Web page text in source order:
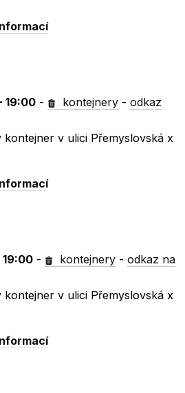
19:00 - kontejnery -odkaz
kontejner v ulici Přemyslovská x
19:00 - kontejnery -odkaz na
kontejner v ulici Přemyslovská x